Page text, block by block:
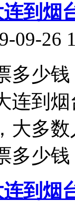
连到烟
09-26
多少
连到
大多
多少钱
连到烟